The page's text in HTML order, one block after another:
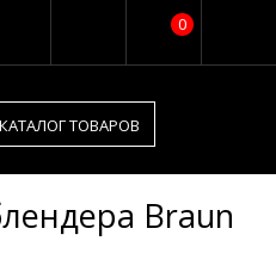
0
КАТАЛОГ ТОВАРОВ
Braun